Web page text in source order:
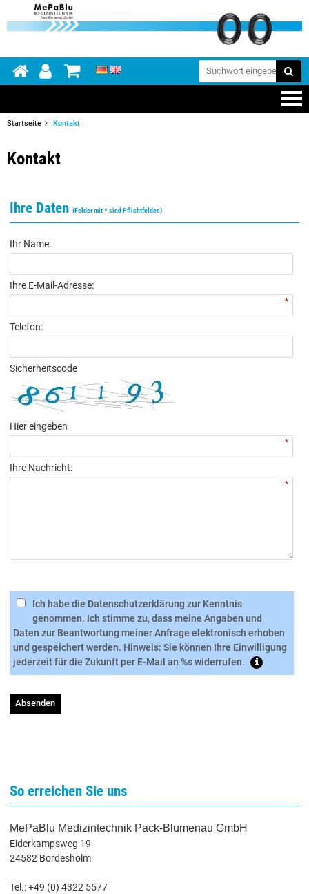
Startseite Kontakt
Kontakt
Ihre Daten(Felder mit * sind Pflichtfelder.)
Ihr Name:
Ihre E-Mail-Adresse:
*
Telefon:
Sicherheitscode
Hier eingeben
*
Ihre Nachricht:
*
Ich habe die Datenschutzerklärung zur Kenntnis
genommen. Ich stimme zu, dass meine Angaben und
Daten zur Beantwortung meiner Anfrage elektronisch erhoben
und gespeichert werden. Hinweis: Sie können Ihre Einwilligung
jederzeit für die Zukunft per E-Mail an %s widerrufen.
Absenden
So erreichen Sie uns
MePaBlu Medizintechnik Pack-Blumenau GmbH
Eiderkampsweg 19
24582 Bordesholm
Tel.: +49 (0) 4322 5577